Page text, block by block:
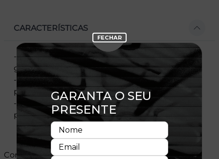
CARACTERÍSTICAS
- Fácil abertura e fechamento com fita de
gancho
- Bolso traseiro que permite retirar itens
pequenos sem abrir a parte principal
- Bolso interno conveniente para guardar itens
pequenos100% Poliéster
Cores: